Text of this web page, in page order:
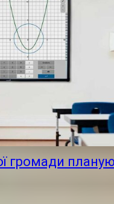
громади